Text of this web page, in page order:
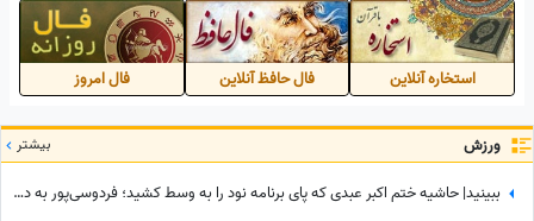
استخاره آنلاین فال حافظ آنلاین فال امروز
ورزش بیشتر
ببینید| حاشیه ختم اکبر عبدی که پای برنامه نود را به وسط کشید؛ فردوسی‌پور به دستبوسی وزیر چه واکنشی نشان داد؟